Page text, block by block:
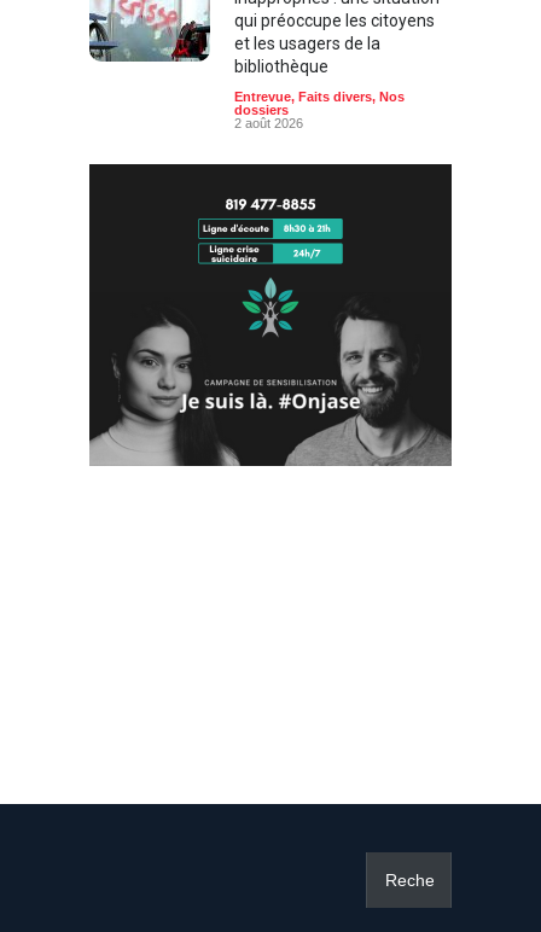
qui préoccupe les citoyens
et les usagers de la
bibliothèque
dossiers
2 août 2026